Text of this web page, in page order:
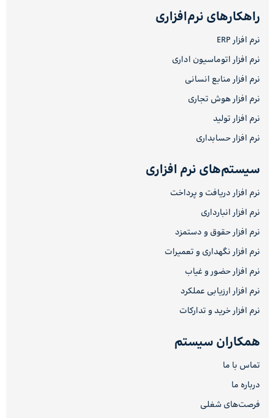
راهکارهای نرم‌افزاری
نرم افزار ERP
نرم افزار اتوماسیون اداری
نرم افزار منابع انسانی
نرم افزار هوش تجاری
نرم افزار تولید
نرم افزار حسابداری
سیستم‌های نرم افزاری
نرم افزار دریافت و پرداخت
نرم افزار انبارداری
نرم افزار حقوق و دستمزد
نرم افزار نگهداری و تعمیرات
نرم افزار حضور و غیاب
نرم افزار ارزیابی عملکرد
نرم افزار خرید و تدارکات
همکاران سیستم
تماس با ما
درباره ما
فرصت‌های شغلی